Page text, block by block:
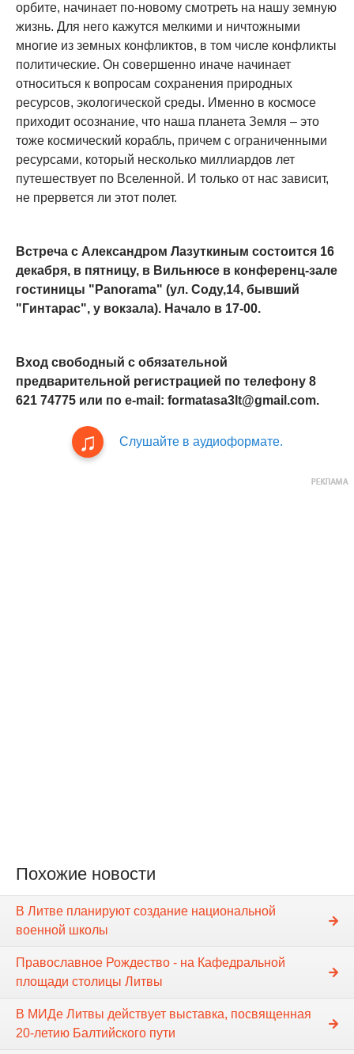
орбите, начинает по-новому смотреть на нашу земную
жизнь. Для него кажутся мелкими и ничтожными
многие из земных конфликтов, в том числе конфликты
политические. Он совершенно иначе начинает
относиться к вопросам сохранения природных
ресурсов, экологической среды. Именно в космосе
приходит осознание, что наша планета Земля – это
тоже космический корабль, причем с ограниченными
ресурсами, который несколько миллиардов лет
путешествует по Вселенной. И только от нас зависит,
не прервется ли этот полет.
Встреча с Александром Лазуткиным состоится 16
декабря, в пятницу, в Вильнюсе в конференц-зале
гостиницы "Panorama" (ул. Соду,14, бывший
"Гинтарас", у вокзала). Начало в 17-00.
Вход свободный с обязательной
предварительной регистрацией по телефону 8
621 74775 или по e-mail: formatasa3lt@gmail.com.
Слушайте в аудиоформате.
Похожие новости
В Литве планируют создание национальной
военной школы
Православное Рождество - на Кафедральной
площади столицы Литвы
В МИДе Литвы действует выставка, посвященная
20-летию Балтийского пути